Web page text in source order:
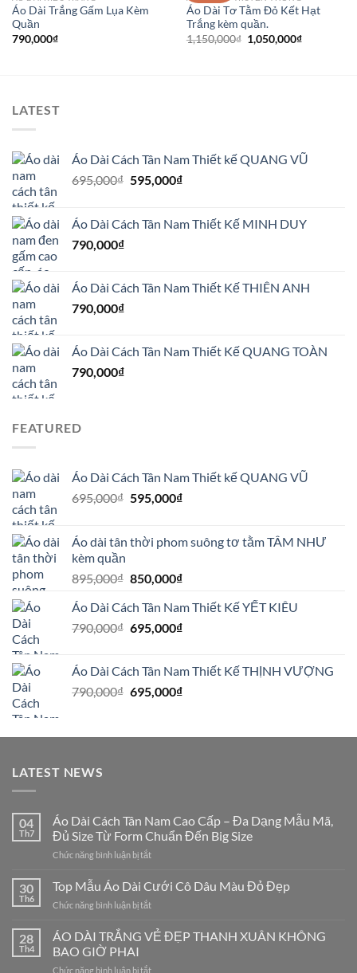
Áo Dài Trắng Gấm Lụa Kèm
Quần
790,000₫
Áo Dài Tơ Tằm Đỏ Kết Hạt
Trắng kèm quần.
1,150,000₫ Giá
gốc
1,050,000₫Giá
LATEST
Áo Dài Cách Tân Nam Thiết kế QUANG VŨ
695,000₫ Giá
695,000₫.
595,000₫Giá
là:
Áo Dài Cách Tân Nam Thiết Kế MINH DUY
790,000₫
Áo Dài Cách Tân Nam Thiết Kế THIÊN ANH
790,000₫
Áo Dài Cách Tân Nam Thiết Kế QUANG TOÀN
790,000₫
FEATURED
Áo Dài Cách Tân Nam Thiết kế QUANG VŨ
695,000₫ Giá
695,000₫.
595,000₫Giá
là:
Áo dài tân thời phom suông tơ tằm TÂM NHƯ
kèm quần
895,000₫ Giá
là:
895,000₫.
850,000₫Giá
tại
là:
Áo Dài Cách Tân Nam Thiết Kế YẾT KIÊU
790,000₫ Giá
790,000₫.
695,000₫Giá
là:
695,000₫.
Áo Dài Cách Tân Nam Thiết Kế THỊNH VƯỢNG
790,000₫ Giá
790,000₫.
695,000₫Giá
là:
LATEST NEWS
04
Th7
Áo Dài Cách Tân Nam Cao Cấp – Đa Dạng Mẫu Mã,
Đủ Size Từ Form Chuẩn Đến Big Size
Chức năng bình luận bị tắtở
Dài
Tân
Cao
30
Th6
Top Mẫu Áo Dài Cưới Cô Dâu Màu Đỏ Đẹp
Chức năng bình luận bị tắtở
Mẫu
28
Th4
ÁO DÀI TRẮNG VẺ ĐẸP THANH XUÂN KHÔNG
BAO GIỜ PHAI
Chức năng bình luận bị tắtở